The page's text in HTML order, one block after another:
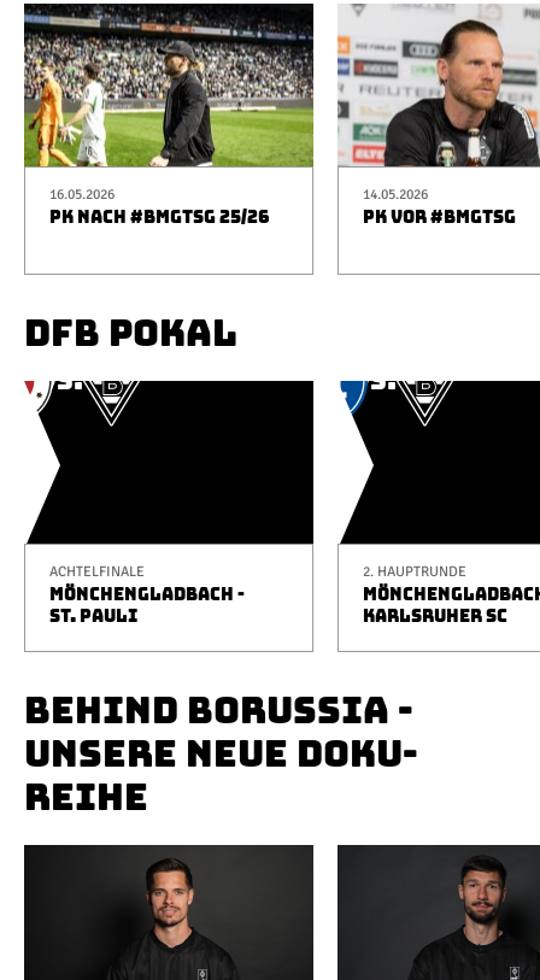
16.05.2026
PK NACH #BMGTSG 25/26
14.05.2026
PK VOR #BMGTSG
DFB POKAL
ACHTELFINALE
MÖNCHENGLADBACH -
ST. PAULI
2. HAUPTRUNDE
KARLSRUHER SC
BEHIND BORUSSIA -
UNSERE NEUE DOKU-
REIHE